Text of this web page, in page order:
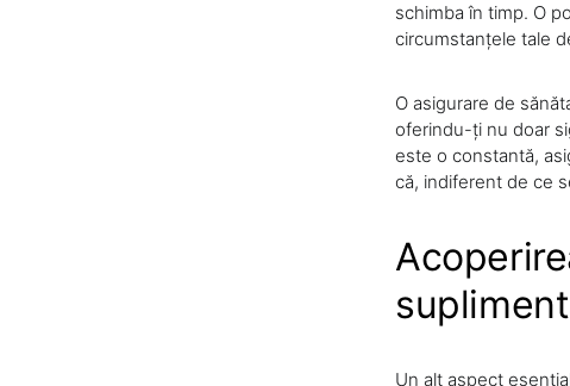
schimba în timp. O
circumstanțele tale
O asigurare de
oferindu-ți nu doar
este o constantă,
că, indiferent de ce
Un alt aspect